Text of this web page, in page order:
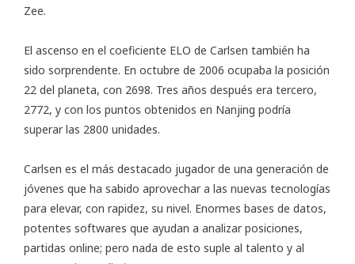
Zee.
El ascenso en el coeficiente ELO de Carlsen también ha
sido sorprendente. En octubre de 2006 ocupaba la posición
22 del planeta, con 2698. Tres años después era tercero,
2772, y con los puntos obtenidos en Nanjing podría
superar las 2800 unidades.
Carlsen es el más destacado jugador de una generación de
jóvenes que ha sabido aprovechar a las nuevas tecnologías
para elevar, con rapidez, su nivel. Enormes bases de datos,
potentes softwares que ayudan a analizar posiciones,
partidas online; pero nada de esto suple al talento y al